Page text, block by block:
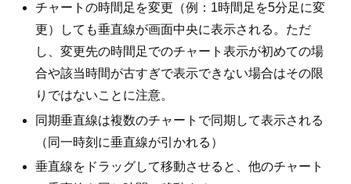
チャートの時間足を変更（例：1時間足を5分足に変
更）しても垂直線が画面中央に表示される。ただ
し、変更先の時間足でのチャート表示が初めての場
合や該当時間が古すぎで表示できない場合はその限
りではないことに注意。
同期垂直線は複数のチャートで同期して表示される
（同一時刻に垂直線が引かれる）
垂直線をドラッグして移動させると、他のチャート